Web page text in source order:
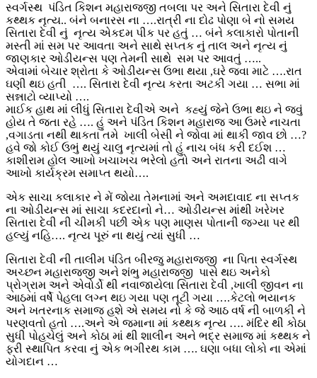
સ્વર્ગસ્થ પંડિત કિશન મહારાજજી તબલા પર અને સિતારા દેવી નું
કથ્થક નૃત્ય.. બંને બનારસ ના ….રાત્રી ના દોઢ પોણા બે નો સમય
સિતારા દેવી નું નૃત્ય એકદમ પીક પર હતું … બંને કલાકારો પોતાની
મસ્તી માં સમ પર આવતા અને સાથે સપ્તક નું તાલ અને નૃત્ય નું
જાણકાર ઓડીયન્સ પણ તેમની સાથે સમ પર આવતું …..
એવામાં બેચાર શ્રોતા કે ઓડીયન્સ ઉભા થયા ,ઘરે જવા માટે ….રાત
ઘણી થઇ હતી …. સિતારા દેવી નૃત્ય કરતા અટકી ગયા … સભા માં
સન્નાટો વ્યાપ્યો ….
માઈક હાથ માં લીધું સિતારા દેવીએ અને કહ્યું જેને ઉભા થઇ ને જવું
હોય તે જતા રહે …. હું અને પંડિત કિશન મહારાજ આ ઉમરે નાચતા
,વગાડતા નથી થાકતા તમે ખાલી બેસી ને જોવા માં થાકી જાવ છો …?
હવે જો કોઈ ઉભું થયું ચાલુ નૃત્યમાં તો હું નાચ બંધ કરી દઈશ …
કાશીરામ હોલ આખો ખચાખચ ભરેલો હતો અને રાતના અઢી વાગે
આખો કાર્યક્રમ સમાપ્ત થયો….
એક સાચા કલાકાર ને મેં જોયા તેમનામાં અને અમદાવાદ ના સપ્તક
ના ઓડીયન્સ માં સાચા કદરદાનો ને… ઓડીયન્સ માંથી ખરેખર
સિતારા દેવી ની ચીમકી પછી એક પણ માણસ પોતાની જગ્યા પર થી
હલ્યું નહિ…. નૃત્ય પૂરું ના થયું ત્યાં સુધી …
સિતારા દેવી ની તાલીમ પંડિત બીરજુ મહારાજજી ના પિતા સ્વર્ગસ્થ
અચ્છન મહારાજજી અને શંભુ મહારાજજી પાસે થઇ અનેકો
પ્રોગ્રામ અને એવોર્ડો થી નવાજાયેલા સિતારા દેવી ,ખાલી જીવન ના
આઠમાં વર્ષે પેહલા લગ્ન થઇ ગયા પણ તૂટી ગયા ….કેટલો ભયાનક
અને ખતરનાક સમાજ હશે એ સમય નો કે જે આઠ વર્ષ ની બાળકી ને
પરણવતો હતો ….અને એ જમાના માં કથ્થક નૃત્ય …. મંદિર થી કોઠા
સુધી પોહચેલું અને કોઠા માં થી શાલીન અને ભદ્ર સમાજ માં કથ્થક ને
ફરી સ્થાપિત કરવા નું એક ભગીરથ કામ …. ઘણા બધા લોકો ના એમાં
યોગદાન …